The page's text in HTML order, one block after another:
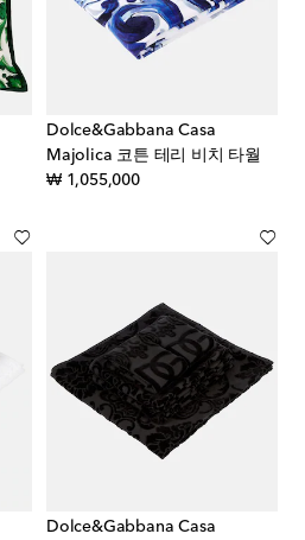
Dolce&Gabbana Casa
Majolica 코튼 테리 비치 타월
₩ 1,055,000original price
Dolce&Gabbana Casa